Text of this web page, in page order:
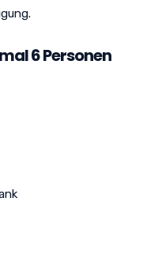
6 Personen